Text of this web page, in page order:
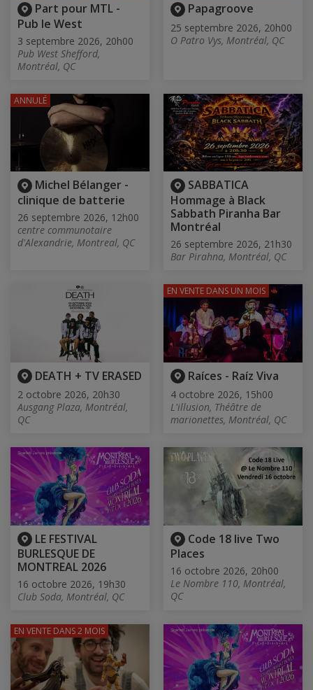
Part pour MTL -
Pub le West
3 septembre 2026, 20h00
Pub West Shefford,
Montréal, QC
Papagroove
25 septembre 2026, 20h00
O Patro Vys, Montréal, QC
Michel Bélanger -
clinique de batterie
26 septembre 2026, 12h00
centre communotaire
d'Alexandrie, Montreal, QC
ANNULÉ
SABBATICA
Hommage à Black
Sabbath Piranha Bar
Montréal
26 septembre 2026, 21h30
Bar Pirahna, Montréal, QC
DEATH + TV ERASED
2 octobre 2026, 20h30
Ausgang Plaza, Montréal,
QC
Raíces - Raíz Viva
4 octobre 2026, 15h00
L'illusion, Théâtre de
marionettes, Montréal, QC
EN VENTE DANS UN MOIS
LE FESTIVAL
BURLESQUE DE
MONTREAL 2026
16 octobre 2026, 19h30
Club Soda, Montréal, QC
Code 18 live Two
Places
16 octobre 2026, 20h00
Le Nombre 110, Montréal,
QC
EN VENTE DANS 2 MOIS